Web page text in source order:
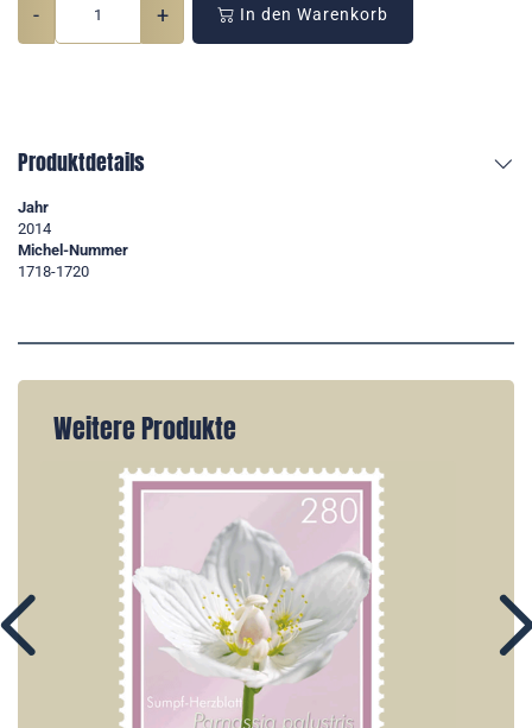
- + In den Warenkorb
Produktdetails
Jahr
2014
Michel-Nummer
1718-1720
Weitere Produkte